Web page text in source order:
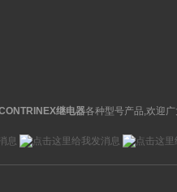
继电器各种型号产品,欢迎